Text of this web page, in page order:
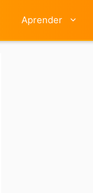
Aprender